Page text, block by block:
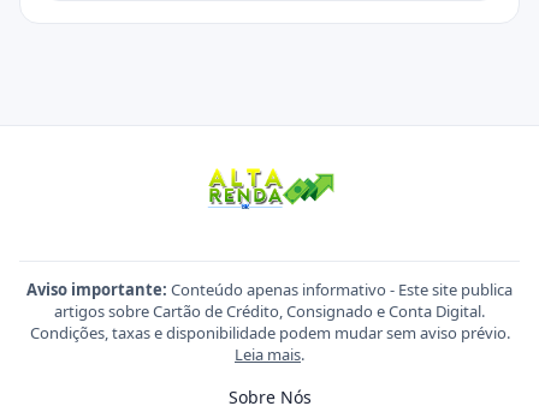
Aviso importante: Conteúdo apenas informativo - Este site publica
artigos sobre Cartão de Crédito, Consignado e Conta Digital.
Condições, taxas e disponibilidade podem mudar sem aviso prévio.
Leia mais.
Sobre Nós